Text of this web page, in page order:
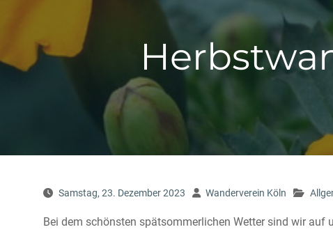
Samstag, 23. Dezember 2023 Wanderverein Köln
Bei dem schönsten spätsommerlichen Wetter sind wir